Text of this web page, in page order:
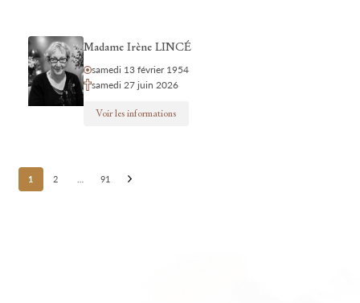
Madame Irène LINCÉ
samedi 13 février 1954
samedi 27 juin 2026
Voir les informations
Posts
pagination
1 2 91